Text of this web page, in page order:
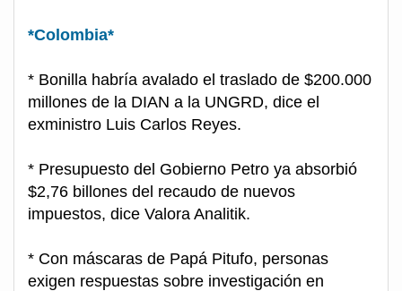
*Colombia*
* Bonilla habría avalado el traslado de $200.000
millones de la DIAN a la UNGRD, dice el
exministro Luis Carlos Reyes.
* Presupuesto del Gobierno Petro ya absorbió
$2,76 billones del recaudo de nuevos
impuestos, dice Valora Analitik.
* Con máscaras de Papá Pitufo, personas
exigen respuestas sobre investigación en